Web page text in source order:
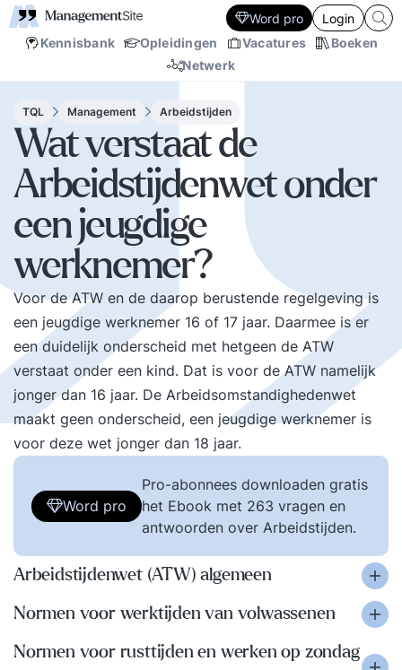
Kennisbank Opleidingen Vacatures
Boeken
Netwerk
Word pro Login
TQL Management Arbeidstijden
Wat verstaat de
Arbeidstijdenwet onder
een jeugdige
werknemer?
Voor de ATW en de daarop berustende regelgeving is
een jeugdige werknemer 16 of 17 jaar. Daarmee is er
een duidelijk onderscheid met hetgeen de ATW
verstaat onder een kind. Dat is voor de ATW namelijk
jonger dan 16 jaar. De Arbeidsomstandighedenwet
maakt geen onderscheid, een jeugdige werknemer is
voor deze wet jonger dan 18 jaar.
Word pro
Pro-abonnees downloaden gratis
het Ebook met 263 vragen en
antwoorden over Arbeidstijden.
Arbeidstijdenwet (ATW) algemeen
Normen voor werktijden van volwassenen
Normen voor rusttijden en werken op zondag